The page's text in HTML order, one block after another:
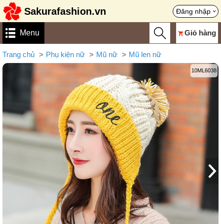
Sakurafashion.vn Đăng nhập
Menu Giỏ hàng
Trang chủ Phụ kiện nữ Mũ nữ Mũ len nữ
10ML6038